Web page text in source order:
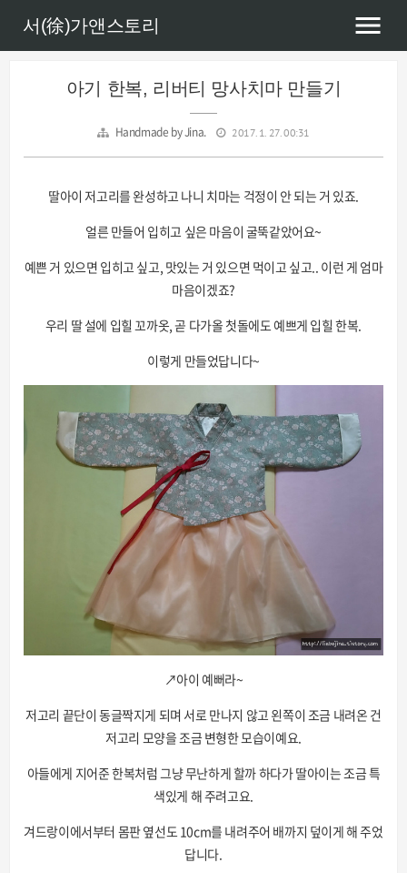
서(徐)가앤스토리
아기 한복, 리버티 망사치마 만들기
Handmade by Jina. 2017. 1. 27. 00:31
딸아이 저고리를 완성하고 나니 치마는 걱정이 안 되는 거 있죠.
얼른 만들어 입히고 싶은 마음이 굴뚝같았어요~
예쁜 거 있으면 입히고 싶고, 맛있는 거 있으면 먹이고 싶고.. 이런 게 엄마
마음이겠죠?
우리 딸 설에 입힐 꼬까옷, 곧 다가올 첫돌에도 예쁘게 입힐 한복.
이렇게 만들었답니다~
↗아이 예뻐라~
저고리 끝단이 동글짝지게 되며 서로 만나지 않고 왼쪽이 조금 내려온 건
저고리 모양을 조금 변형한 모습이예요.
아들에게 지어준 한복처럼 그냥 무난하게 할까 하다가 딸아이는 조금 특
색있게 해 주려고요.
겨드랑이에서부터 몸판 옆선도 10cm를 내려주어 배까지 덮이게 해 주었
답니다.